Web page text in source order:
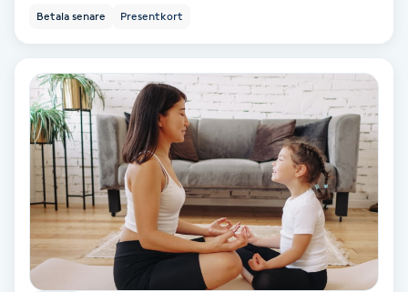
PRP (Platelet Rich Plasma)
PRX-T33
Psoriasis
Radiofrekvens
Betala senare Presentkort